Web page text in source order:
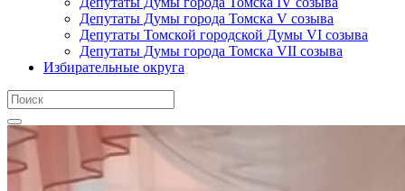
Депутаты Думы города Томска V созыва
Депутаты Томской городской Думы VI созыва
Депутаты Думы города Томска VII созыва
Избирательные округа